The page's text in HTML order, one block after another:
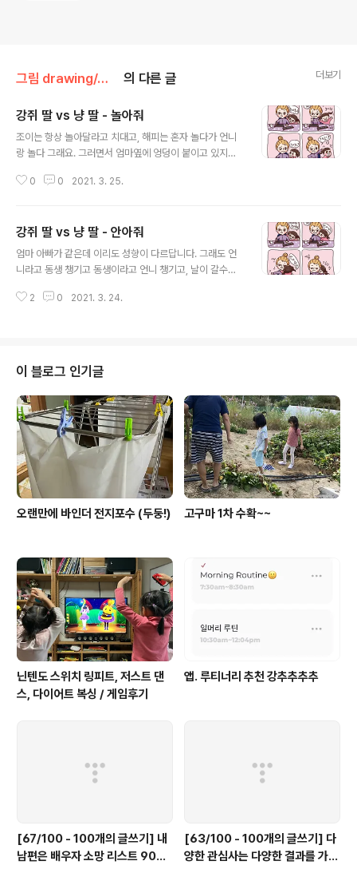
그림 drawing/그림일기 - joy n happy 의 다른 글 더보기
강쥐 딸 vs 냥 딸 - 놀아줘
조이는 항상 놀아달라고 치대고, 해피는 혼자 놀다가 언니
랑 놀다 그래요. 그러면서 엄마옆에 엉덩이 붙이고 있지요.
nch.co.kr/@uchonsuyeon/892 강쥐 딸 vs 냥 딸 -
있지요. 정말 냥이같지요? ㅎㅎ brunch.co.kr www.inst
agram.com/uchonsuyeon_joynhappy/ blog.nav
er.com/i2sky/222286897172 강쥐 딸 vs 냥 딸 - 놀
honsuyeon.tistory.com/835https..
0 0 2021. 3. 25.
강쥐 딸 vs 냥 딸 - 안아줘
엄마 아빠가 같은데 이리도 성향이 다르답니다. 그래도 언
니라고 동생 챙기고 동생이라고 언니 챙기고, 날이 갈수록
77 강쥐 딸 vs 냥 딸 - 안아줘 엄마 아빠가 같은데 이리도
nhappy/
2 0 2021. 3. 24.
이 블로그 인기글
오랜만에 바인더 전지포수 (두둥!) 고구마 1차 수확~~
닌텐도 스위치 링피트, 저스트 댄
스, 다이어트 복싱 / 게임후기
앱. 루티너리 추천 강추추추추
[67/100 - 100개의 글쓰기] 내
남편은 배우자 소망 리스트 90%
[63/100 - 100개의 글쓰기] 다
양한 관심사는 다양한 결과를 가져